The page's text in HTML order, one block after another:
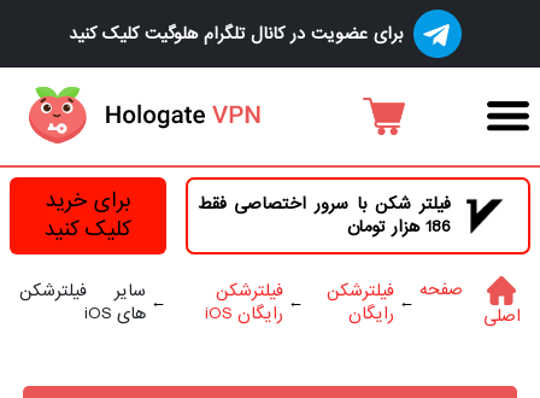
برای عضویت در کانال تلگرام هلوگیت کلیک کنید
فیلتر شکن با سرور اختصاصی فقط
186 هزار تومان
برای خرید
کلیک کنید
صفحه
اصلی
فیلترشکن
رایگان
فیلترشکن
رایگان iOS
سایر فیلترشکن
های iOS